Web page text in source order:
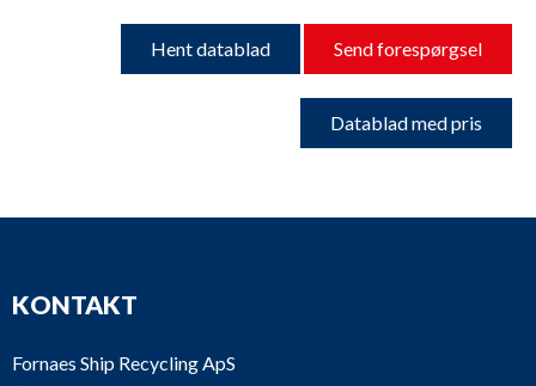
Hent datablad Send forespørgsel
Datablad med pris
KONTAKT
Fornaes Ship Recycling ApS